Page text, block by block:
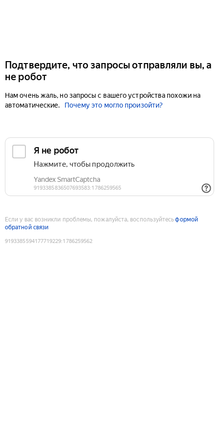
Подтвердите, что запросы отправляли вы, а
не робот
Нам очень жаль, но запросы с вашего устройства похожи на
автоматические.
Почему это могло произойти?
Если у вас возникли проблемы, пожалуйста, воспользуйтесьформой
обратной связи
9193385594177719229:1786259562